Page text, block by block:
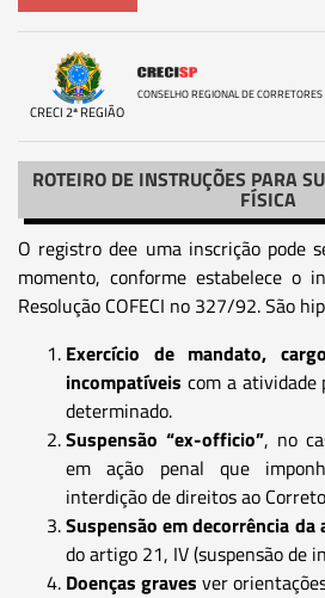
CRECI 2ª REGIÃO
CONSELHO REGIONAL DE
ROTEIRO DE INSTRUÇÕES PARA
FÍSICA
O registro dee uma inscrição pode
momento, conforme estabelece o
Resolução COFECI no 327/92. São
Exercício de mandato,
incompatíveis com a atividade
determinado.
Suspensão “ex-officio”, no
em ação penal que
interdição de direitos ao
Suspensão em decorrência da
do artigo 21, IV (suspensão de
Doenças graves ver